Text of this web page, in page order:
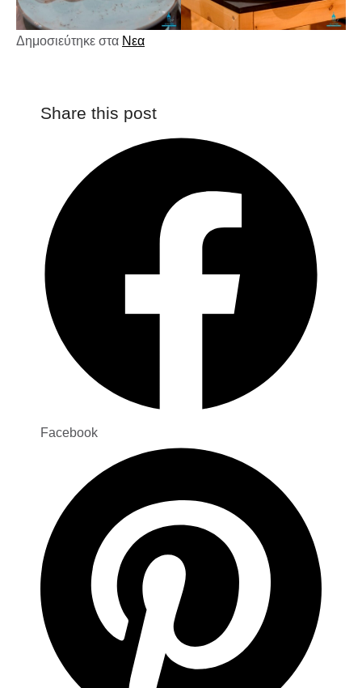
Δημοσιεύτηκε στα Νεα
Share this post
Facebook